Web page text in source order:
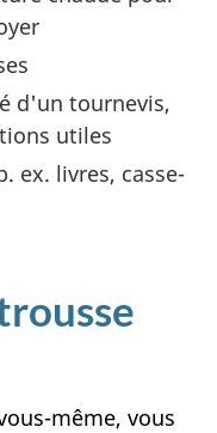
d'un tournevis,
utiles
ex. livres, casse-
même, vous